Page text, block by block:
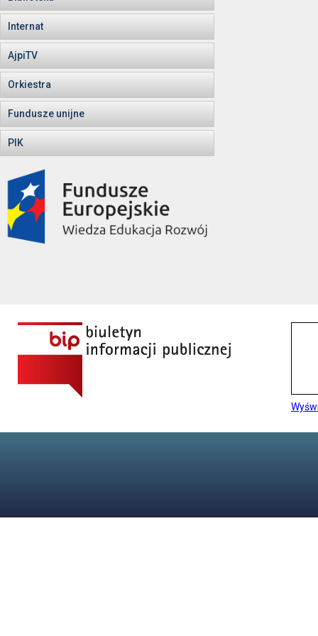
Internat
AjpiTV
Orkiestra
Fundusze unijne
PIK